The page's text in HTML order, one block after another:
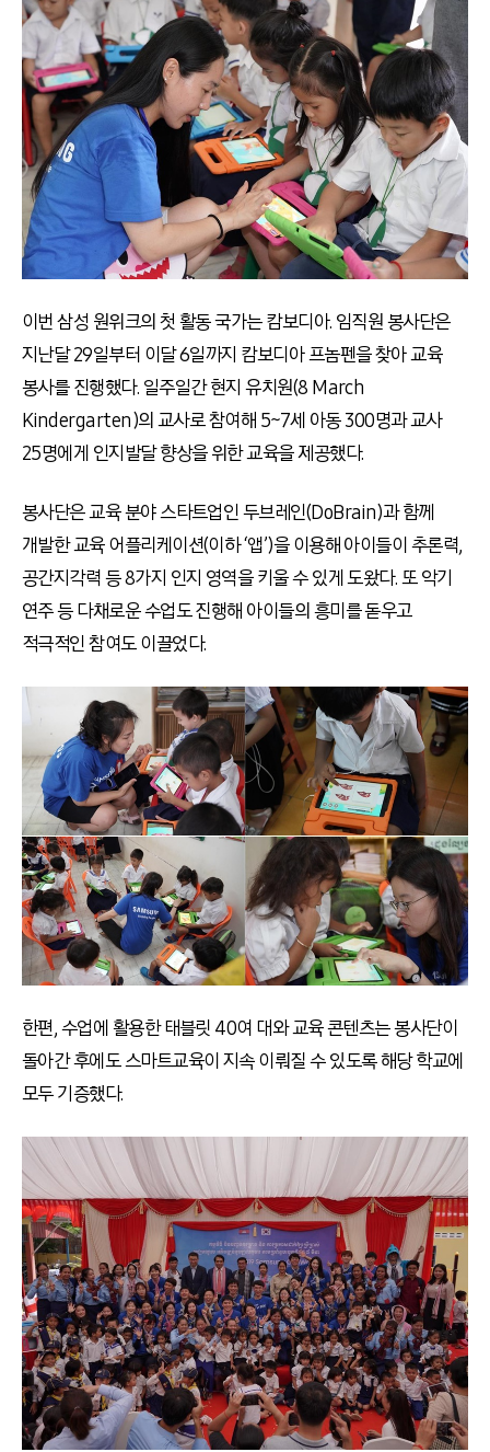
이번 삼성 원위크의 첫 활동 국가는 캄보디아. 임직원 봉사단은
지난달 29일부터 이달 6일까지 캄보디아 프놈펜을 찾아 교육
봉사를 진행했다. 일주일간 현지 유치원(8 March
Kindergarten)의 교사로 참여해 5~7세 아동 300명과 교사
25명에게 인지발달 향상을 위한 교육을 제공했다.
봉사단은 교육 분야 스타트업인 두브레인(DoBrain)과 함께
개발한 교육 어플리케이션(이하 ‘앱’)을 이용해 아이들이 추론력,
공간지각력 등 8가지 인지 영역을 키울 수 있게 도왔다. 또 악기
연주 등 다채로운 수업도 진행해 아이들의 흥미를 돋우고
적극적인 참여도 이끌었다.
한편, 수업에 활용한 태블릿 40여 대와 교육 콘텐츠는 봉사단이
돌아간 후에도 스마트교육이 지속 이뤄질 수 있도록 해당 학교에
모두 기증했다.